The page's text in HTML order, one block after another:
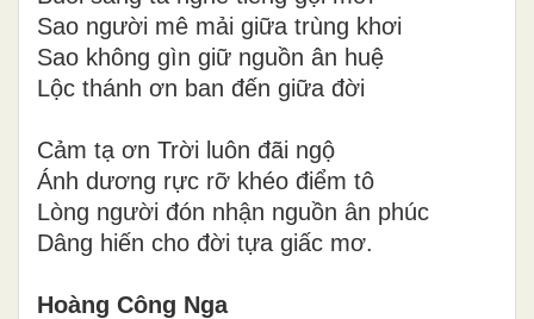
Sao người mê mải giữa trùng khơi
Sao không gìn giữ nguồn ân huệ
Lộc thánh ơn ban đến giữa đời
Cảm tạ ơn Trời luôn đãi ngộ
Ánh dương rực rỡ khéo điểm tô
Lòng người đón nhận nguồn ân phúc
Dâng hiến cho đời tựa giấc mơ.
Hoàng Công Nga